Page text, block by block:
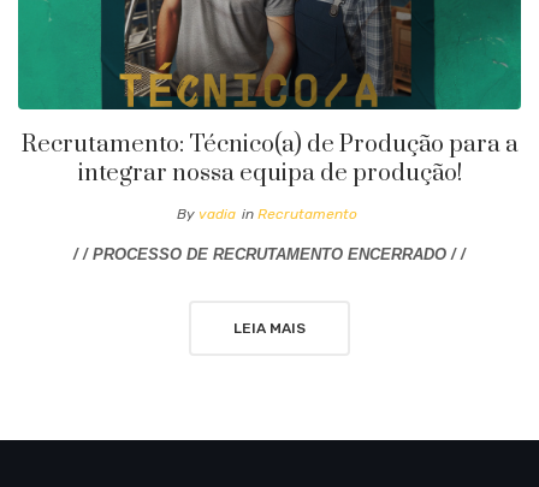
Recrutamento: Técnico(a) de Produção para a
integrar nossa equipa de produção!
By vadia in Recrutamento
/ / PROCESSO DE RECRUTAMENTO ENCERRADO / /
LEIA MAIS